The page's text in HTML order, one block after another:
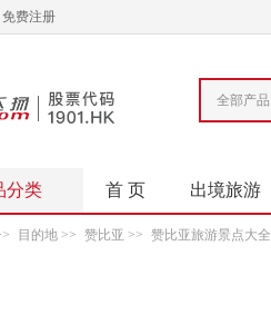
免费注册
全部产品
分类 首 页 出境旅游
目的地 >> 赞比亚 >> 赞比亚旅游景点大全